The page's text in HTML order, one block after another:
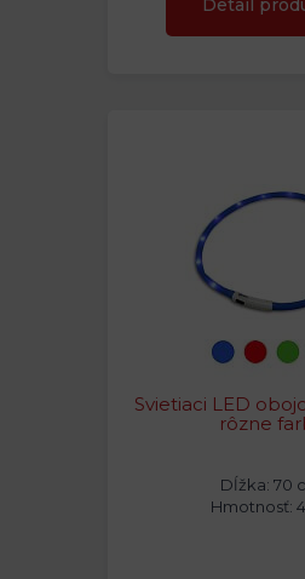
Detail
Svietiaci LED
rôzne
Dĺžka: 70
Hmotnosť: